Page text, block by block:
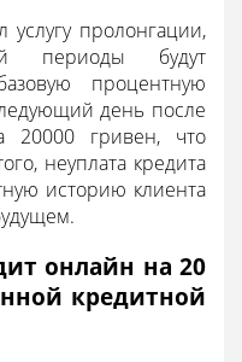
услугу пролонгации,
будут
процентную
день после
20000 гривен, что
неуплата кредита
историю клиента
онлайн на 20
кредитной